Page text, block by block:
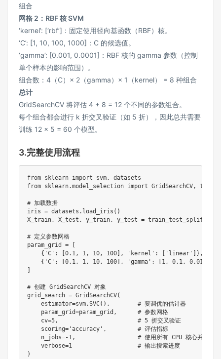
组合
网格 2：RBF 核 SVM
‘kernel’: [‘rbf’]：固定使用径向基函数（RBF）核。
‘C’: [1, 10, 100, 1000]：C 的候选值。
‘gamma’: [0.001, 0.0001]：RBF 核的 gamma 参数（控制
单个样本的影响范围）。
组合数：4（C）× 2（gamma）× 1（kernel） = 8 种组合
总计
GridSearchCV 将评估 4 + 8 = 12 个不同的参数组合。
每个组合都会进行 k 折交叉验证（如 5 折），因此总共需要
训练 12 × 5 = 60 个模型。
3.完整使用流程
from sklearn import svm ,
from sklearn.model_selection import GridSearchCV ,
# 加载数据
iris = datasets . load_iris ( )
X_train , X_test , y_train , y_test = train_test_split
# 定义参数网格
param_grid =
[
{ 'C' : [0.1 , 1 , 10 , 100] , 'kernel' : [ 'linear' ] } ,
{ 'C' : [0.1 , 1 , 10 , 100] , 'gamma' : [1 , 0.1 , 0.01
]
# 创建 GridSearchCV 对象
grid_search = GridSearchCV(
    estimator
=svm.SVC( ) ,
# 要调优的估计器
    param_grid
=param_grid ,
# 参数网格
    cv
=5 ,
# 5 折交叉验证
    scoring
= 'accuracy' ,
# 评估指标
    n_jobs
=-1 ,
# 使用所有 CPU 核心并行计算
    verbose
=1
# 输出搜索进度
)